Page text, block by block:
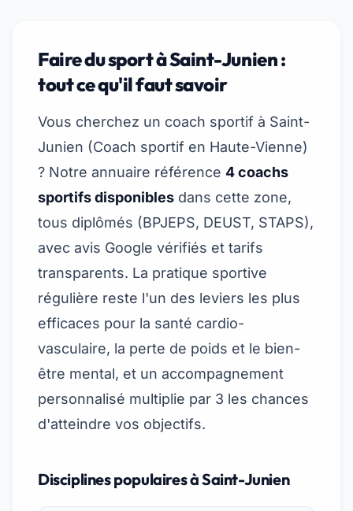
Faire du sport à Saint-Junien :
tout ce qu'il faut savoir
Vous cherchez un coach sportif à Saint-
Junien (Coach sportif en Haute-Vienne)
? Notre annuaire référence 4 coachs
sportifs disponibles dans cette zone,
tous diplômés (BPJEPS, DEUST, STAPS),
avec avis Google vérifiés et tarifs
transparents. La pratique sportive
régulière reste l'un des leviers les plus
efficaces pour la santé cardio-
vasculaire, la perte de poids et le bien-
être mental, et un accompagnement
personnalisé multiplie par 3 les chances
d'atteindre vos objectifs.
Disciplines populaires à Saint-Junien